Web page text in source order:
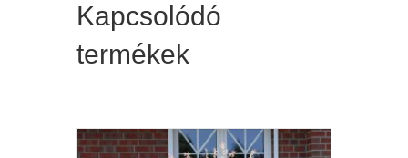
Kapcsolódó
termékek